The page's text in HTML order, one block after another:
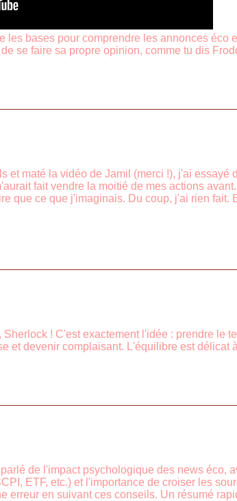
les bases pour comprendre les annonces éco
se faire sa propre opinion, comme tu dis
et maté la vidéo de Jamil (merci !), j'ai
fait vendre la moitié de mes actions
que ce que j'imaginais. Du coup, j'ai rien
! C'est exactement l'idée : prendre le
et devenir complaisant. L'équilibre est délicat
de l'impact psychologique des news éco,
ETF, etc.) et l'importance de croiser les
erreur en suivant ces conseils. Un résumé